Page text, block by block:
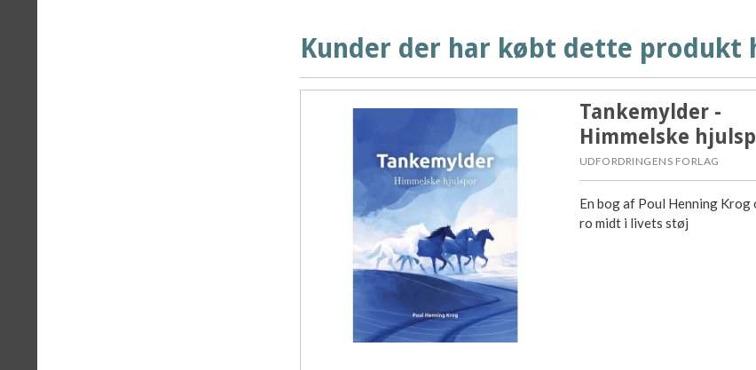
Kunder der har købt dette produkt
Tankemylder -
Himmelske
UDFORDRINGENS FORLAG
En bog af Poul Henning Krog
ro midt i livets støj